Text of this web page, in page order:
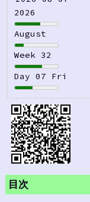
2026
August
Week 32
Day 07 Fri
目次